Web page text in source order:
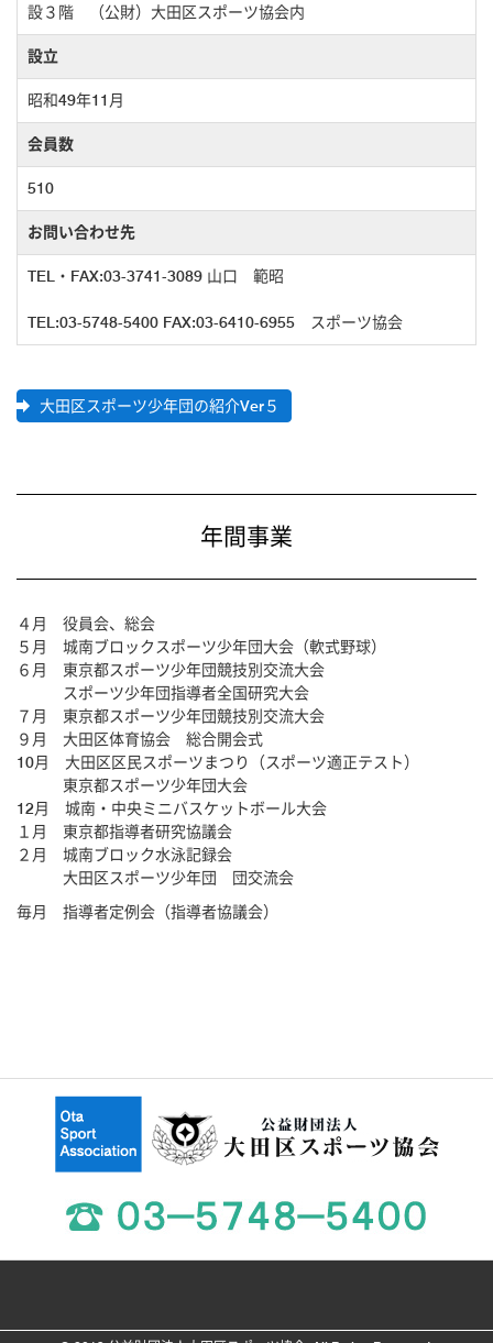
設３階 （公財）大田区スポーツ協会内
設立
昭和49年11月
会員数
510
お問い合わせ先
TEL・FAX:03-3741-3089 山口 範昭
TEL:03-5748-5400 FAX:03-6410-6955 スポーツ協会
大田区スポーツ少年団の紹介Ver５
年間事業
４月 役員会、総会
５月 城南ブロックスポーツ少年団大会（軟式野球）
６月 東京都スポーツ少年団競技別交流大会
スポーツ少年団指導者全国研究大会
７月 東京都スポーツ少年団競技別交流大会
９月 大田区体育協会 総合開会式
10月 大田区区民スポーツまつり（スポーツ適正テスト）
東京都スポーツ少年団大会
12月 城南・中央ミニバスケットボール大会
１月 東京都指導者研究協議会
２月 城南ブロック水泳記録会
大田区スポーツ少年団 団交流会
毎月 指導者定例会（指導者協議会）